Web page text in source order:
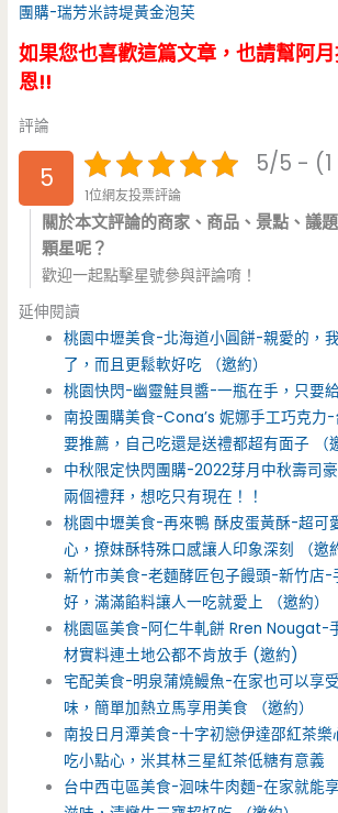
團購-瑞芳米詩堤黃金泡芙
如果您也喜歡這篇文章，也請幫阿
恩!!
評論
5 5/5 -
1位網友投票評論
關於本文評論的商家、商品、景點、議
顆星呢？
歡迎一起點擊星號參與評論唷！
延伸閱讀
桃園中壢美食-北海道小圓餅-親愛的，
了，而且更鬆軟好吃 （邀約）
桃園快閃-幽靈鮭貝醬-一瓶在手，只要
南投團購美食-Cona’s 妮娜手工巧克力
要推薦，自己吃還是送禮都超有面子 （
中秋限定快閃團購-2022芽月中秋壽司
兩個禮拜，想吃只有現在！！
桃園中壢美食-再來鴨 酥皮蛋黃酥-超可
心，撩妹酥特殊口感讓人印象深刻 （邀
新竹市美食-老麵酵匠包子饅頭-新竹店-
好，滿滿餡料讓人一吃就愛上 （邀約）
桃園區美食-阿仁牛軋餅 Rren Nougat-
材實料連土地公都不肯放手 (邀約)
宅配美食-明泉蒲燒鰻魚-在家也可以享
味，簡單加熱立馬享用美食 （邀約）
南投日月潭美食-十字初戀伊達邵紅茶
吃小點心，米其林三星紅茶低糖有意義
台中西屯區美食-洄味牛肉麵-在家就能